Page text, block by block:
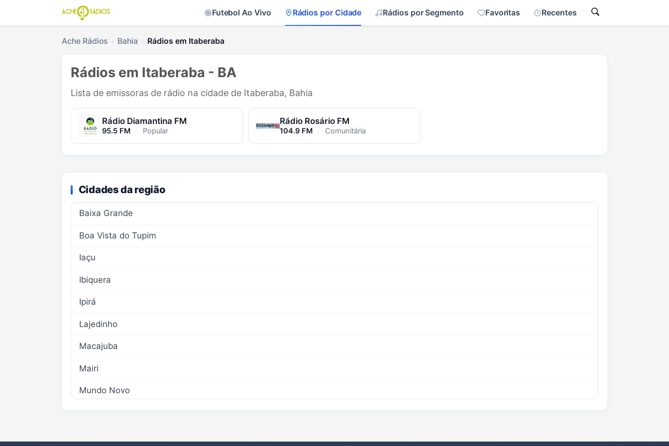
Futebol Ao Vivo Rádios por Cidade Rádios por Segmento Favoritas Recentes
Ache Rádios Bahia Rádios em Itaberaba
Rádios em Itaberaba - BA
Lista de emissoras de rádio na cidade de Itaberaba, Bahia
Rádio Diamantina FM
95.5 FM · Popular
Rádio Rosário FM
104.9 FM · Comunitária
Cidades da região
Baixa Grande
Boa Vista do Tupim
Iaçu
Ibiquera
Ipirá
Lajedinho
Macajuba
Mairi
Mundo Novo